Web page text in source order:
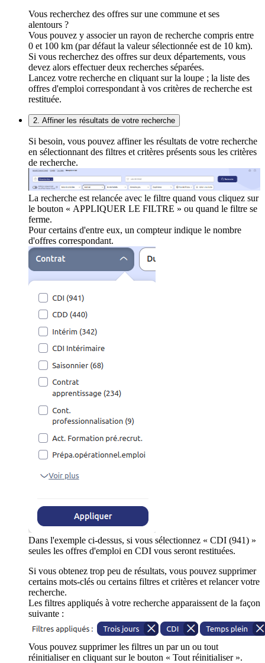
Vous recherchez des offres sur une commune et ses
alentours ?
Vous pouvez y associer un rayon de recherche compris entre
0 et 100 km (par défaut la valeur sélectionnée est de 10 km).
Si vous recherchez des offres sur deux départements, vous
devez alors effectuer deux recherches séparées.
Lancez votre recherche en cliquant sur la loupe ; la liste des
offres d'emploi correspondant à vos critères de recherche est
restituée.
2. Affiner les résultats de votre recherche
Si besoin, vous pouvez affiner les résultats de votre recherche
en sélectionnant des filtres et critères présents sous les critères
de recherche.
La recherche est relancée avec le filtre quand vous cliquez sur
le bouton « APPLIQUER LE FILTRE » ou quand le filtre se
ferme.
Pour certains d'entre eux, un compteur indique le nombre
d'offres correspondant.
Dans l'exemple ci-dessus, si vous sélectionnez « CDI (941) »
seules les offres d'emploi en CDI vous seront restituées.
Si vous obtenez trop peu de résultats, vous pouvez supprimer
certains mots-clés ou certains filtres et critères et relancer votre
recherche.
Les filtres appliqués à votre recherche apparaissent de la façon
suivante :
Vous pouvez supprimer les filtres un par un ou tout
réinitialiser en cliquant sur le bouton « Tout réinitialiser ».